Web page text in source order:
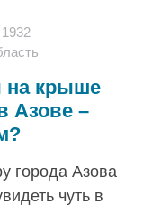
1932
на крыше
Азове –
города Азова
чуть в